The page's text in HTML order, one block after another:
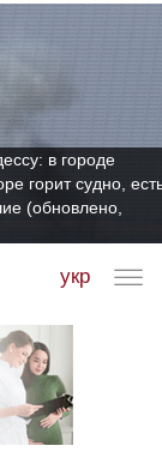
в городе
горит судно,
(обновлено,
укр